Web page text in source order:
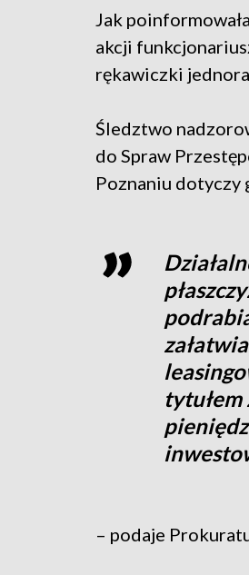
Jak
akcji
rękawiczki
Śledztwo
do Spraw
Poznaniu dotyczy
tytułem
– podaje